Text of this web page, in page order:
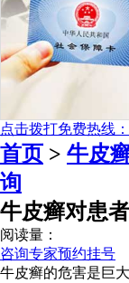
点击拨打免费热线
首页 > 牛皮
询
牛皮癣对患
阅读量：
咨询专家预约挂号
牛皮癣的危害是巨